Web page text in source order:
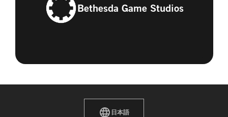
Bethesda Game Studios
日本語